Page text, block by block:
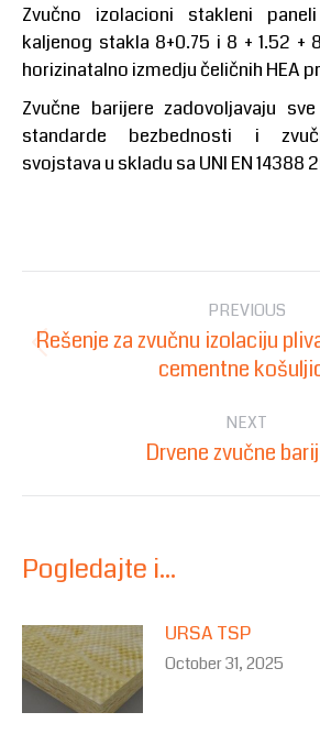
Zvučno izolacioni stakleni
kaljenog stakla 8+0.75 i 8 + 1.52 +
horizinatalno izmedju čeličnih HEA
Zvučne barijere zadovoljavaju
standarde bezbednosti i
svojstava u skladu sa UNI EN 14388
navigation
PREVIOUS
Previous
post:
Rešenje za zvučnu izolaciju
cementne
NEXT
Next
Drvene zvučne
Pogledajte i...
URSA TSP
October 31, 2025